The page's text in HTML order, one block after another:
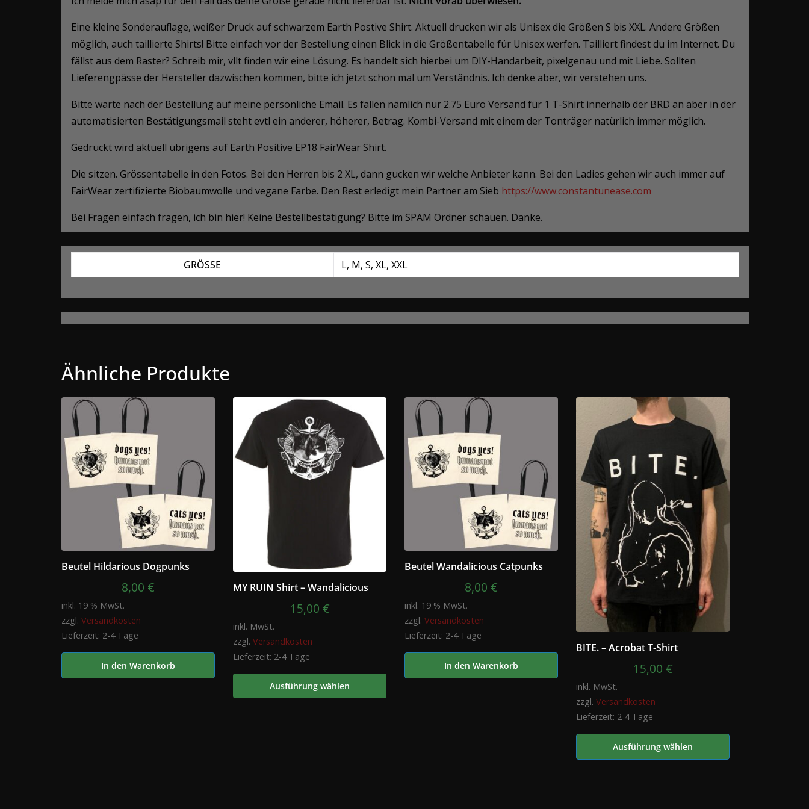
Eine kleine Sonderauflage, weißer Druck auf schwarzem Earth Postive Shirt. Aktuell drucken wir als Unisex die Größen S bis XXL. Andere Größen
möglich, auch taillierte Shirts! Bitte einfach vor der Bestellung einen Blick in die Größentabelle für Unisex werfen. Tailliert findest du im Internet. Du
fällst aus dem Raster? Schreib mir, vllt finden wir eine Lösung. Es handelt sich hierbei um DIY-Handarbeit, pixelgenau und mit Liebe. Sollten
Lieferengpässe der Hersteller dazwischen kommen, bitte ich jetzt schon mal um Verständnis. Ich denke aber, wir verstehen uns.
Bitte warte nach der Bestellung auf meine persönliche Email. Es fallen nämlich nur 2.75 Euro Versand für 1 T-Shirt innerhalb der BRD an aber in der
automatisierten Bestätigungsmail steht evtl ein anderer, höherer, Betrag. Kombi-Versand mit einem der Tonträger natürlich immer möglich.
Gedruckt wird aktuell übrigens auf Earth Positive EP18 FairWear Shirt.
Die sitzen. Grössentabelle in den Fotos. Bei den Herren bis 2 XL, dann gucken wir welche Anbieter kann. Bei den Ladies gehen wir auch immer auf
FairWear zertifizierte Biobaumwolle und vegane Farbe. Den Rest erledigt mein Partner am Sieb https://www.constantunease.com
Bei Fragen einfach fragen, ich bin hier! Keine Bestellbestätigung? Bitte im SPAM Ordner schauen. Danke.
GRÖSSE L, M, S, XL, XXL
Ähnliche Produkte
Beutel Hildarious Dogpunks
8,00 €
inkl. 19 % MwSt.
zzgl. Versandkosten
Lieferzeit: 2-4 Tage
In den Warenkorb
MY RUIN Shirt – Wandalicious
15,00 €
inkl. MwSt.
zzgl. Versandkosten
Lieferzeit: 2-4 Tage
Ausführung wählen
Beutel Wandalicious Catpunks
8,00 €
inkl. 19 % MwSt.
zzgl. Versandkosten
Lieferzeit: 2-4 Tage
In den Warenkorb
BITE. – Acrobat T-Shirt
15,00 €
inkl. MwSt.
zzgl. Versandkosten
Lieferzeit: 2-4 Tage
Ausführung wählen